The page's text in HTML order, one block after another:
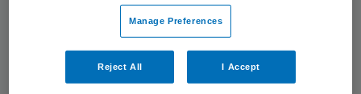
het ziekenhuis, maar de tarieven zijn
volgens hem wel een probleem. “Die worden
steeds hoger. Voor de gemiddelde patiënt,
die een keer per jaar naar
Manage Preferences
Reject All I Accept